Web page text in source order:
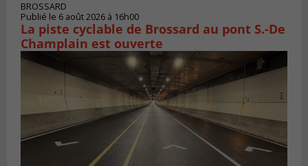
BROSSARD
Publié le 6 août 2026 à 16h00
La piste cyclable de Brossard au pont S.-De
Champlain est ouverte